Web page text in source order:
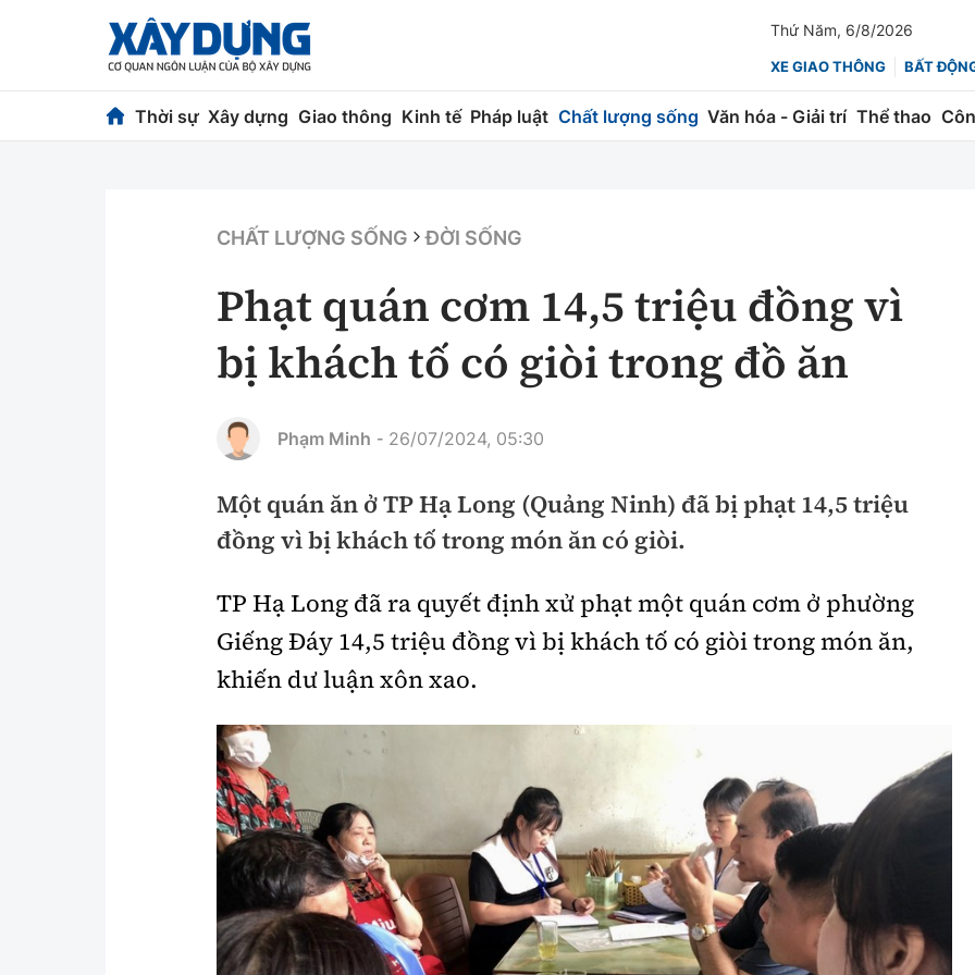
Thứ Năm, 6/8/2026
XE GIAO THÔNG BẤT
Thời sự Xây dựng Giao thông Kinh tế Pháp luật Chất lượng sống Văn hóa - Giải trí Thể thao
Chuyện dọc đường
Chỉ đạo điều hành
Vật liệu xây dựng
Giám định chất lượng
Hàng không
Đường sắt
Đường thủy
Đường sắt đô thị
Thi viết về Ngành
Chứng khoán
Bảo hiểm
An ninh hình sự
An toàn giao thông
ATGT địa phương
Văn hóa giao thông
Chung tay vì ATGT
Gương sáng giao thông
xem thêm
Chất lượng sống Văn hóa - Giải Trí
Văn hóa
Thể thao
Bóng đá
Công nghệ
Công nghệ mới
CHẤT LƯỢNG SỐNG ĐỜI SỐNG
Phạt quán cơm 14,5 triệu đồng vì
bị khách tố có giòi trong đồ ăn
Phạm Minh - 26/07/2024, 05:30
Một quán ăn ở TP Hạ Long (Quảng Ninh) đã bị phạt 14,5 triệu
đồng vì bị khách tố trong món ăn có giòi.
TP Hạ Long đã ra quyết định xử phạt một quán cơm ở phường
Giếng Đáy 14,5 triệu đồng vì bị khách tố có giòi trong món ăn,
khiến dư luận xôn xao.